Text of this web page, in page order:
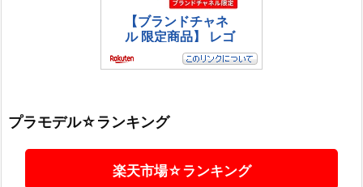
プラモデル☆ランキング
楽天市場☆ランキング